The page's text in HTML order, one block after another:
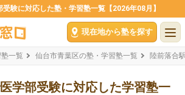
受験に対応した塾・学習塾一覧【2026年08月】
現在地から塾を探す
一覧 仙台市青葉区の塾・学習塾一覧 陸前落合
学部受験に対応した学習塾一